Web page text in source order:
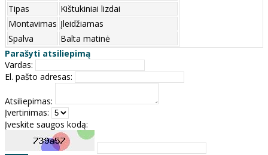
Tipas
Kištukiniai lizdai
Montavimas Įleidžiamas
Spalva
Balta matinė
Parašyti atsiliepimą
Vardas:
El. pašto adresas:
Atsiliepimas:
Įvertinimas:
Įveskite saugos kodą: